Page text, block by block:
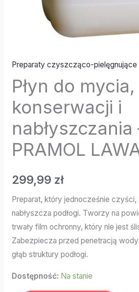
Preparaty czyszcząco-pielęgnujące
Płyn do mycia,
konserwacji i
nabłyszczania
PRAMOL
299,99 zł
Preparat, który jednocześnie
nabłyszcza podłogi. Tworzy na
trwały film ochronny, który nie jest
Zabezpiecza przed penetracją
głąb struktury podłogi.
Dostępność: Na stanie